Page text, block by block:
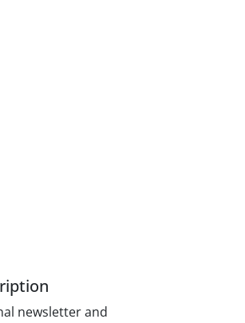
newsletter and